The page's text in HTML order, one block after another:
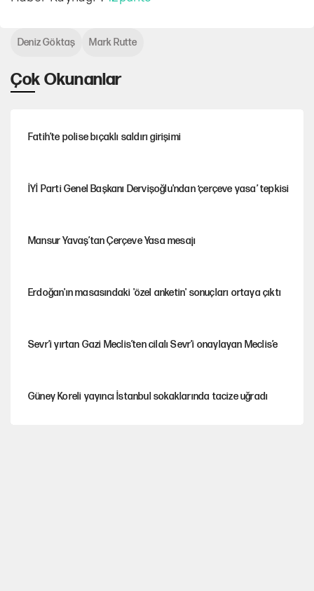
Çok Okunanlar
Fatih’te polise bıçaklı saldırı girişimi
İYİ Parti Genel Başkanı Dervişoğlu'ndan ‘çerçeve yasa’ tepkisi
Mansur Yavaş’tan Çerçeve Yasa mesajı
Erdoğan'ın masasındaki 'özel anketin' sonuçları ortaya çıktı
Sevr’i yırtan Gazi Meclis’ten cilalı Sevr’i onaylayan Meclis’e
Güney Koreli yayıncı İstanbul sokaklarında tacize uğradı
Deniz Göktaş Mark Rutte